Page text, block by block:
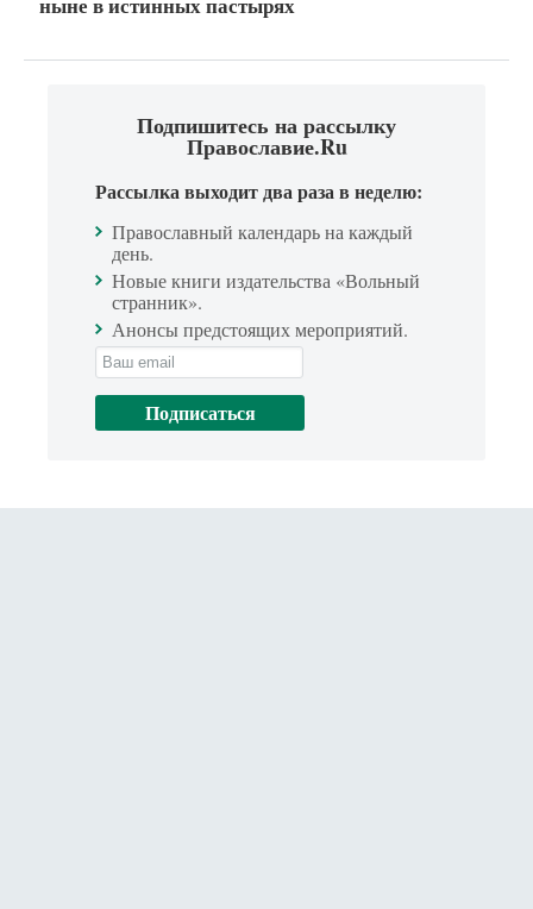
Подпишитесь на рассылку
Православие.Ru
Рассылка выходит два раза в неделю:
Православный календарь на каждый
день.
Новые книги издательства «Вольный
странник».
Анонсы предстоящих мероприятий.